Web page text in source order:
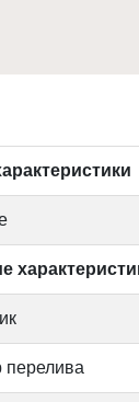
перелива